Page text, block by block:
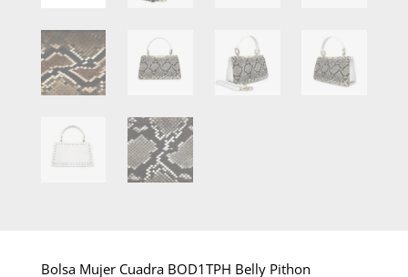
Bolsa Mujer Cuadra BOD1TPH Belly Pithon